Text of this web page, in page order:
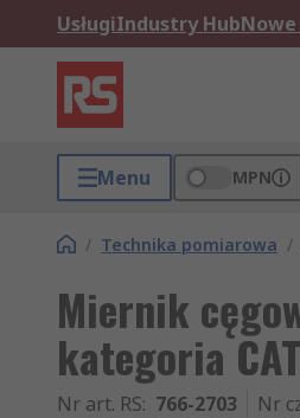
UsługiIndustry Hub
Menu MPN
/ Technika pomiarowa /
Miernik
kategoria
Nr art. RS: 766-2703 Nr